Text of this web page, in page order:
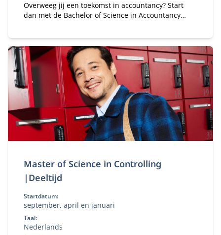
Overweeg jij een toekomst in accountancy? Start
dan met de Bachelor of Science in Accountancy
Master of Science in Controlling
|Deeltijd
Startdatum:
september, april en januari
Taal:
Nederlands